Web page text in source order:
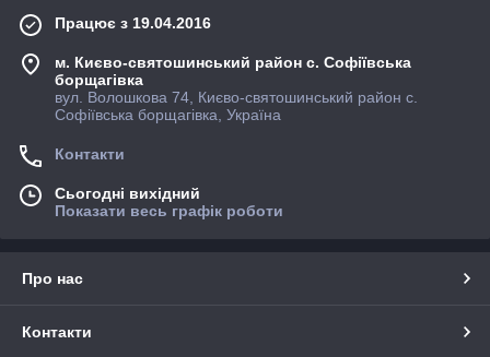
Працює з 19.04.2016
м. Києво-святошинський район с. Софіївська
борщагівка
вул. Волошкова 74, Києво-святошинський район с.
Софіївська борщагівка, Україна
Контакти
Сьогодні вихідний
Показати весь графік роботи
Про нас
Контакти